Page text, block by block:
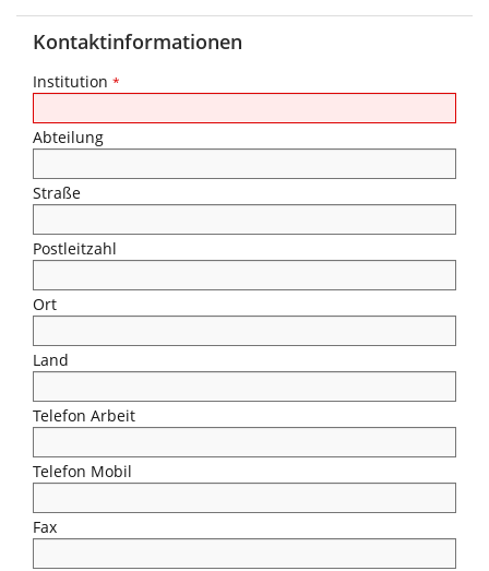
Kontaktinformationen
Institution *
Abteilung
Straße
Postleitzahl
Ort
Land
Telefon Arbeit
Telefon Mobil
Fax